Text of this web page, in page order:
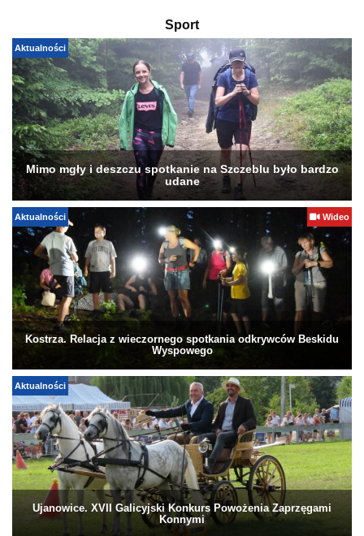
Sport
Aktualności
Mimo mgły i deszczu spotkanie na Szczeblu było bardzo
udane
Aktualności Wideo
Kostrza. Relacja z wieczornego spotkania odkrywców Beskidu
Wyspowego
Aktualności
Ujanowice. XVII Galicyjski Konkurs Powożenia Zaprzęgami
Konnymi